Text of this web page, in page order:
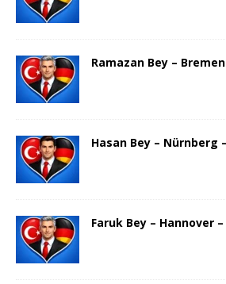
Ramazan Bey – Bremen
Hasan Bey – Nürnberg
Faruk Bey – Hannover –